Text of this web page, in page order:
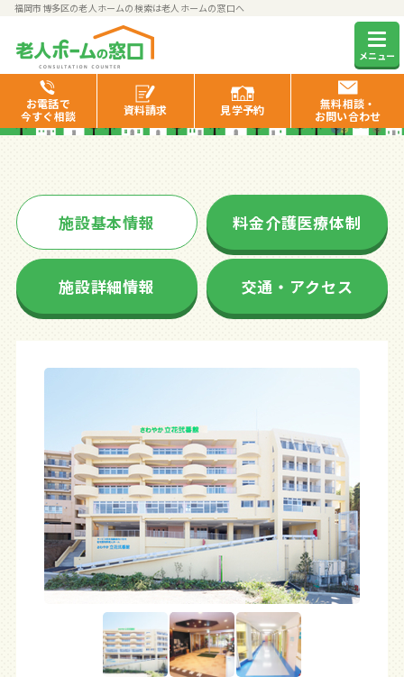
福岡市博多区の老人ホームの検索は老人ホームの窓口へ
メニュー
お電話で
今すぐ相談
資料請求 見学予約
無料相談・
お問い合わせ
さわやか立花弐番館
施設基本情報 料金介護医療体制
施設詳細情報 交通・アクセス